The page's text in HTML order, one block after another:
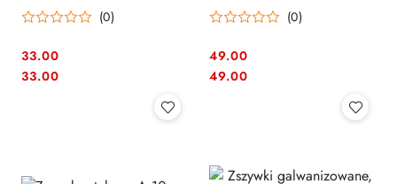
(0)
Cena:
33.00
Cena:
33.00
(0)
Cena:
49.00
Cena:
49.00